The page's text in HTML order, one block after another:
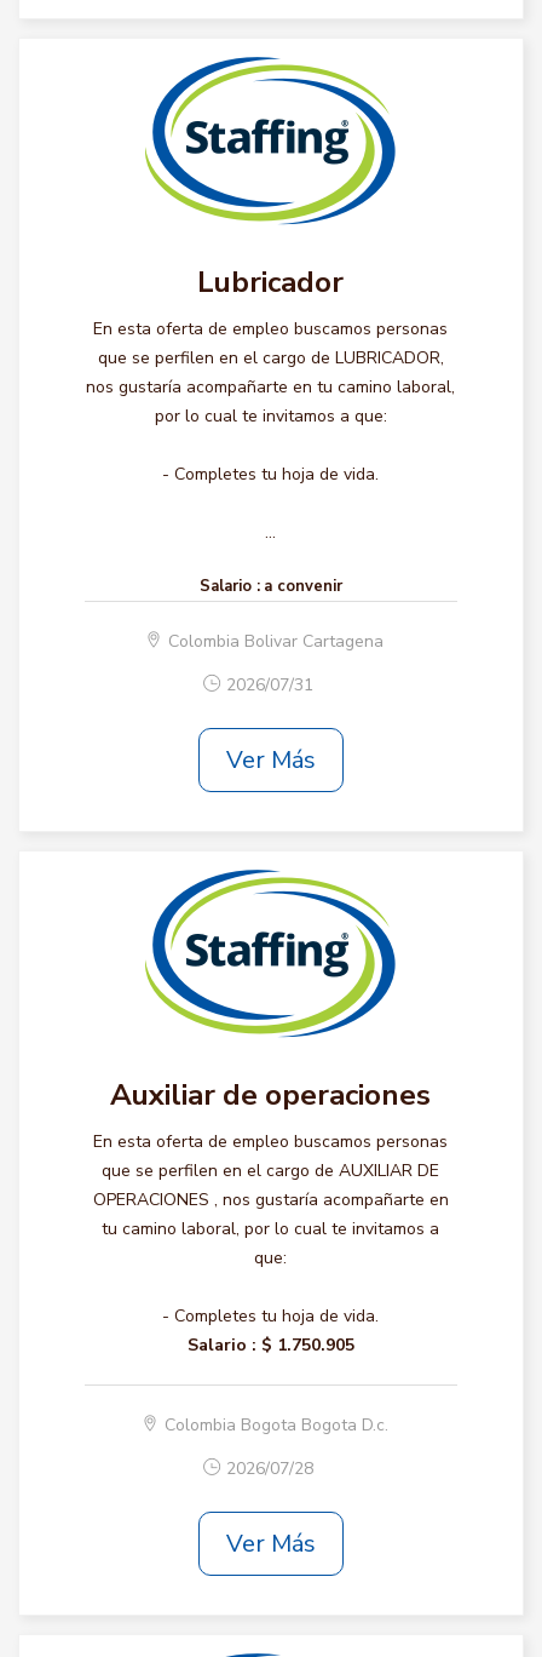
Lubricador
En esta oferta de empleo buscamos personas
que se perfilen en el cargo de LUBRICADOR,
nos gustaría acompañarte en tu camino laboral,
por lo cual te invitamos a que:
- Completes tu hoja de vida.
...
Salario : a convenir
Colombia Bolivar Cartagena
2026/07/31
Ver Más
Auxiliar de operaciones
En esta oferta de empleo buscamos personas
que se perfilen en el cargo de AUXILIAR DE
OPERACIONES , nos gustaría acompañarte en
tu camino laboral, por lo cual te invitamos a
que:
- Completes tu hoja de vida.
Salario : $ 1.750.905
Colombia Bogota Bogota D.c.
2026/07/28
Ver Más